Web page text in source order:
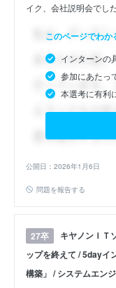
イク、会社説明会でし
このページでわか
インターンの
参加にあたっ
本選考に有利
公開日：2026年1月6日
問題を報告する
27卒
キヤノンＩＴ
ップを終えて / 5dayイ
構築」 / システムエン